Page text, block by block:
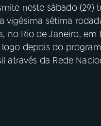
neste sábado (29)
vigésima sétima
no Rio de Janeiro, em
depois do
através da Rede